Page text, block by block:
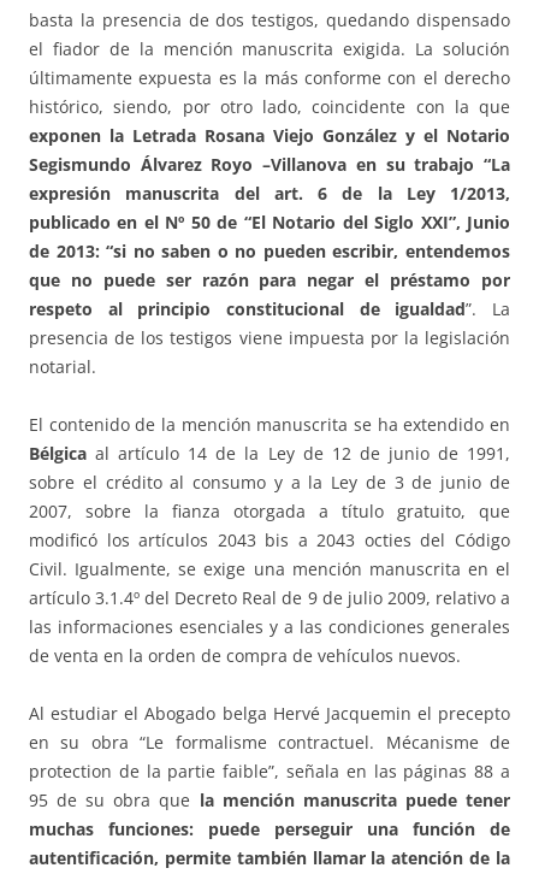
basta la presencia de dos testigos, quedando dispensado
el fiador de la mención manuscrita exigida. La solución
últimamente expuesta es la más conforme con el derecho
histórico, siendo, por otro lado, coincidente con la que
exponen la Letrada Rosana Viejo González y el Notario
Segismundo Álvarez Royo –Villanova en su trabajo “La
expresión manuscrita del art. 6 de la Ley 1/2013,
publicado en el Nº 50 de “El Notario del Siglo XXI”, Junio
de 2013: “si no saben o no pueden escribir, entendemos
que no puede ser razón para negar el préstamo por
respeto al principio constitucional de igualdad”. La
presencia de los testigos viene impuesta por la legislación
notarial.
El contenido de la mención manuscrita se ha extendido en
Bélgica al artículo 14 de la Ley de 12 de junio de 1991,
sobre el crédito al consumo y a la Ley de 3 de junio de
2007, sobre la fianza otorgada a título gratuito, que
modificó los artículos 2043 bis a 2043 octies del Código
Civil. Igualmente, se exige una mención manuscrita en el
artículo 3.1.4º del Decreto Real de 9 de julio 2009, relativo a
las informaciones esenciales y a las condiciones generales
de venta en la orden de compra de vehículos nuevos.
Al estudiar el Abogado belga Hervé Jacquemin el precepto
en su obra “Le formalisme contractuel. Mécanisme de
protection de la partie faible”, señala en las páginas 88 a
95 de su obra que la mención manuscrita puede tener
muchas funciones: puede perseguir una función de
autentificación, permite también llamar la atención de la